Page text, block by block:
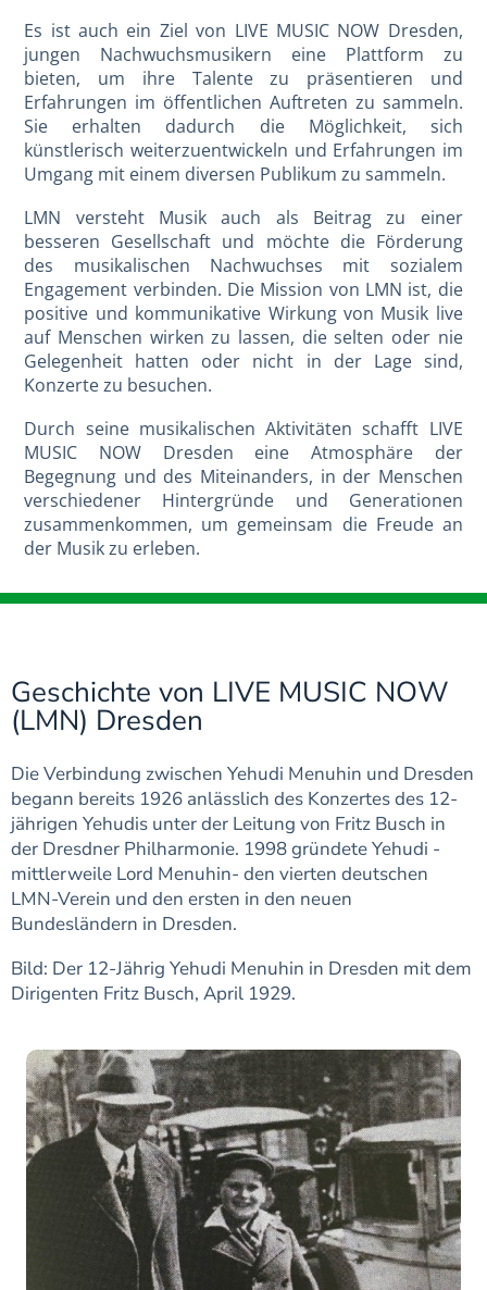
Es ist auch ein Ziel von LIVE MUSIC NOW Dresden,
jungen Nachwuchsmusikern eine Plattform zu
bieten, um ihre Talente zu präsentieren und
Erfahrungen im öffentlichen Auftreten zu sammeln.
Sie erhalten dadurch die Möglichkeit, sich
künstlerisch weiterzuentwickeln und Erfahrungen im
Umgang mit einem diversen Publikum zu sammeln.
LMN versteht Musik auch als Beitrag zu einer
besseren Gesellschaft und möchte die Förderung
des musikalischen Nachwuchses mit sozialem
Engagement verbinden. Die Mission von LMN ist, die
positive und kommunikative Wirkung von Musik live
auf Menschen wirken zu lassen, die selten oder nie
Gelegenheit hatten oder nicht in der Lage sind,
Konzerte zu besuchen.
Durch seine musikalischen Aktivitäten schafft LIVE
MUSIC NOW Dresden eine Atmosphäre der
Begegnung und des Miteinanders, in der Menschen
verschiedener Hintergründe und Generationen
zusammenkommen, um gemeinsam die Freude an
der Musik zu erleben.
Geschichte von LIVE MUSIC NOW
(LMN) Dresden
Die Verbindung zwischen Yehudi Menuhin und Dresden
begann bereits 1926 anlässlich des Konzertes des 12-
jährigen Yehudis unter der Leitung von Fritz Busch in
der Dresdner Philharmonie. 1998 gründete Yehudi -
mittlerweile Lord Menuhin- den vierten deutschen
LMN-Verein und den ersten in den neuen
Bundesländern in Dresden.
Bild: Der 12-Jährig Yehudi Menuhin in Dresden mit dem
Dirigenten Fritz Busch, April 1929.